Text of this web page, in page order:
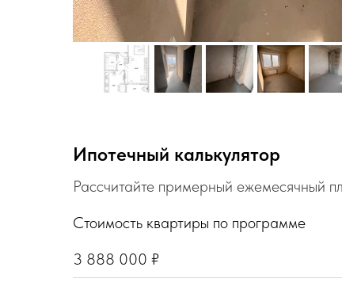
Ипотечный калькулятор
Рассчитайте примерный ежемесячный
Стоимость квартиры по программе